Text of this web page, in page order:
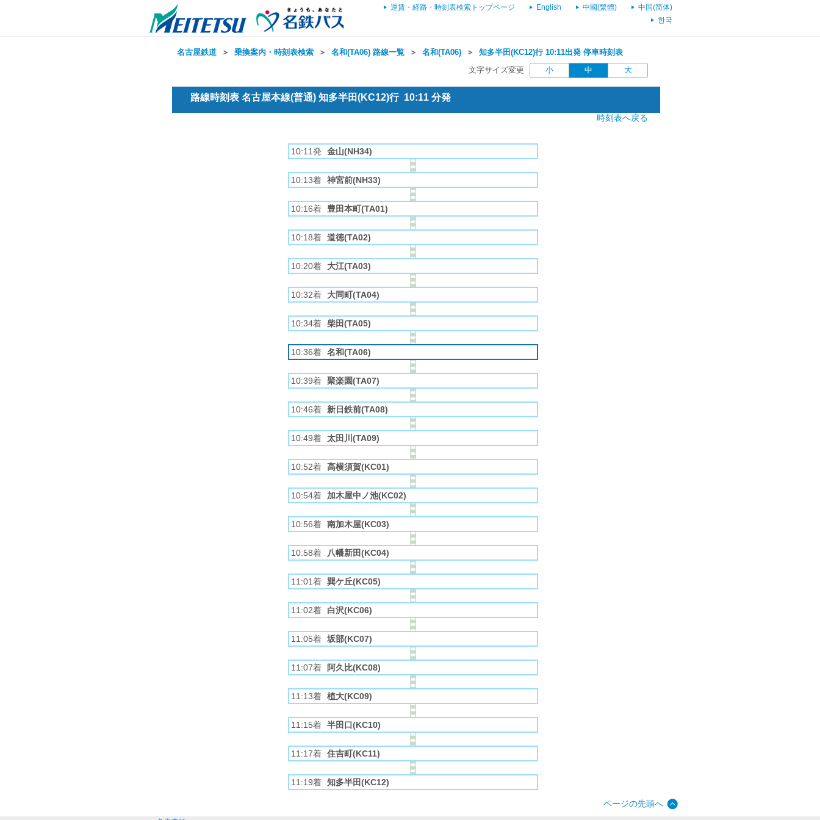
運賃・経路・時刻表検索トップページ English 中國(繁體)
中国(简体)
한국
名古屋鉄道 ＞ 乗換案内・時刻表検索 ＞ 名和(TA06) 路線一覧 ＞ 名和(TA06) ＞ 知多半田(KC12)行 10:11出発 停車時刻表
文字サイズ変更 小 中 大
路線時刻表 名古屋本線(普通) 知多半田(KC12)行 10:11 分発
時刻表へ戻る
10:11発 金山(NH34)
10:13着 神宮前(NH33)
10:16着 豊田本町(TA01)
10:18着 道徳(TA02)
10:20着 大江(TA03)
10:32着 大同町(TA04)
10:34着 柴田(TA05)
10:36着 名和(TA06)
10:39着 聚楽園(TA07)
10:46着 新日鉄前(TA08)
10:49着 太田川(TA09)
10:52着 高横須賀(KC01)
10:54着 加木屋中ノ池(KC02)
10:56着 南加木屋(KC03)
10:58着 八幡新田(KC04)
11:01着 巽ケ丘(KC05)
11:02着 白沢(KC06)
11:05着 坂部(KC07)
11:07着 阿久比(KC08)
11:13着 植大(KC09)
11:15着 半田口(KC10)
11:17着 住吉町(KC11)
11:19着 知多半田(KC12)
ページの先頭へ